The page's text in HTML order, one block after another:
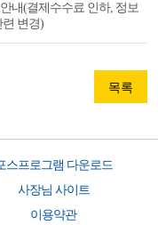
내(결제수수료 인하, 정보
변경)
목록
스프로그램 다운로드
사장님 사이트
이용약관